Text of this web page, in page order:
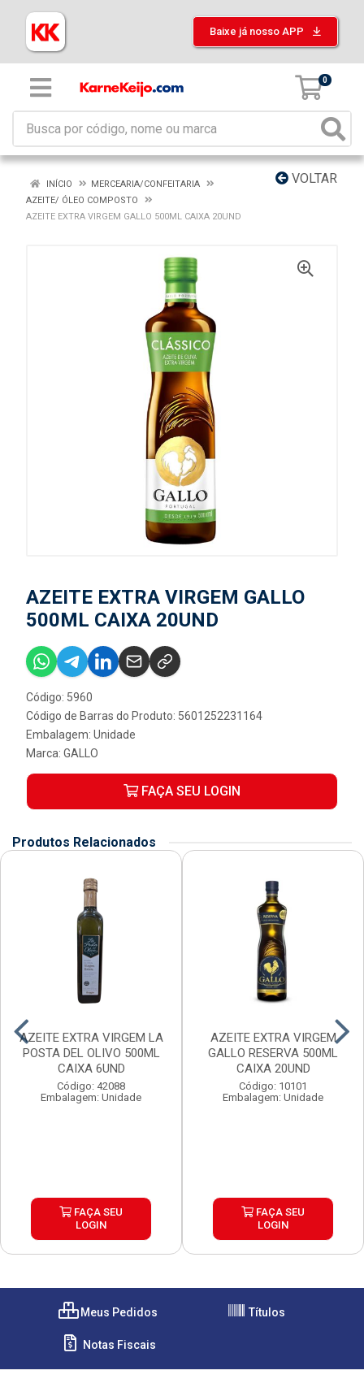
Baixe já nosso APP
0
VOLTAR
INÍCIO
MERCEARIA/CONFEITARIA
AZEITE/ ÓLEO COMPOSTO
AZEITE EXTRA VIRGEM GALLO 500ML CAIXA 20UND
AZEITE EXTRA VIRGEM GALLO
500ML CAIXA 20UND
Código: 5960
Código de Barras do Produto: 5601252231164
Embalagem: Unidade
Marca: GALLO
FAÇA SEU LOGIN
Produtos Relacionados
AZEITE EXTRA VIRGEM LA
POSTA DEL OLIVO 500ML
CAIXA 6UND
Código: 42088
Embalagem: Unidade
FAÇA SEU
LOGIN
AZEITE EXTRA VIRGEM
GALLO RESERVA 500ML
CAIXA 20UND
Código: 10101
Embalagem: Unidade
FAÇA SEU
LOGIN
Meus Pedidos Títulos
Notas Fiscais